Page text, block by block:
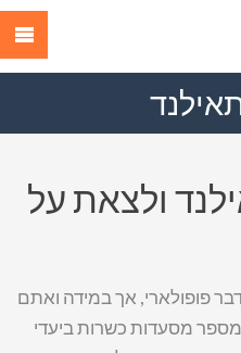
ולצאת על
פופולארי, אך במידה ואתם
מסעדות כשרות ביעדי